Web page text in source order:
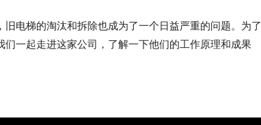
电梯的淘汰和拆除也成为了一个日益严重的问题。为了
一起走进这家公司，了解一下他们的工作原理和成果